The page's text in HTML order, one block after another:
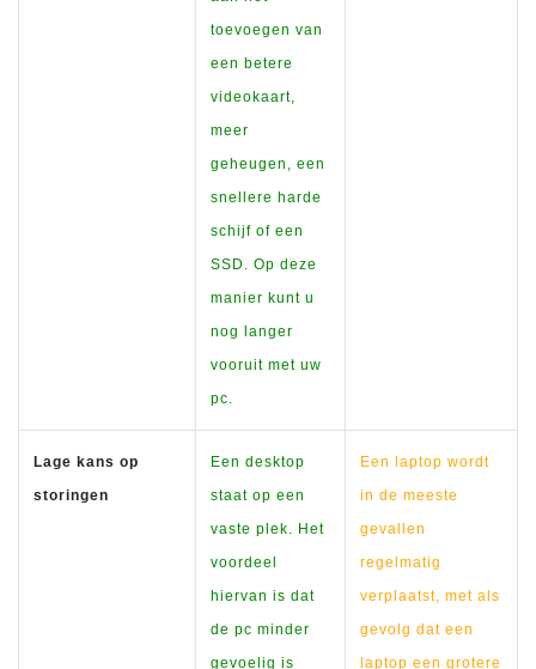
toevoegen van
een betere
videokaart,
meer
geheugen, een
snellere harde
schijf of een
SSD. Op deze
manier kunt u
nog langer
vooruit met uw
pc.
Lage kans op
storingen
Een desktop
staat op een
vaste plek. Het
voordeel
hiervan is dat
de pc minder
gevoelig is
Een laptop wordt
in de meeste
gevallen
regelmatig
verplaatst, met als
gevolg dat een
laptop een grotere